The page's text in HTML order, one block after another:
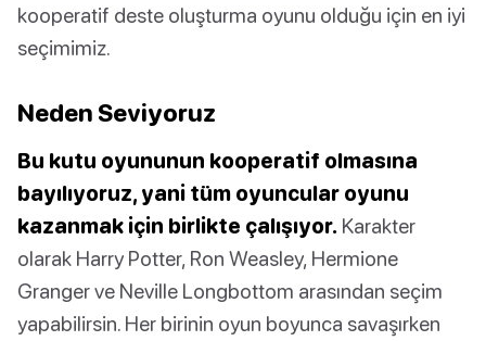
kooperatif deste oluşturma oyunu olduğu için en iyi
seçimimiz.
Neden Seviyoruz
Bu kutu oyununun kooperatif olmasına
bayılıyoruz, yani tüm oyuncular oyunu
kazanmak için birlikte çalışıyor. Karakter
olarak Harry Potter, Ron Weasley, Hermione
Granger ve Neville Longbottom arasından seçim
yapabilirsin. Her birinin oyun boyunca savaşırken